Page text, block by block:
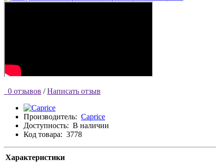
0 отзывов / Написать отзыв
Производитель: Caprice
Доступность: В наличии
Код товара: 3778
Характеристики